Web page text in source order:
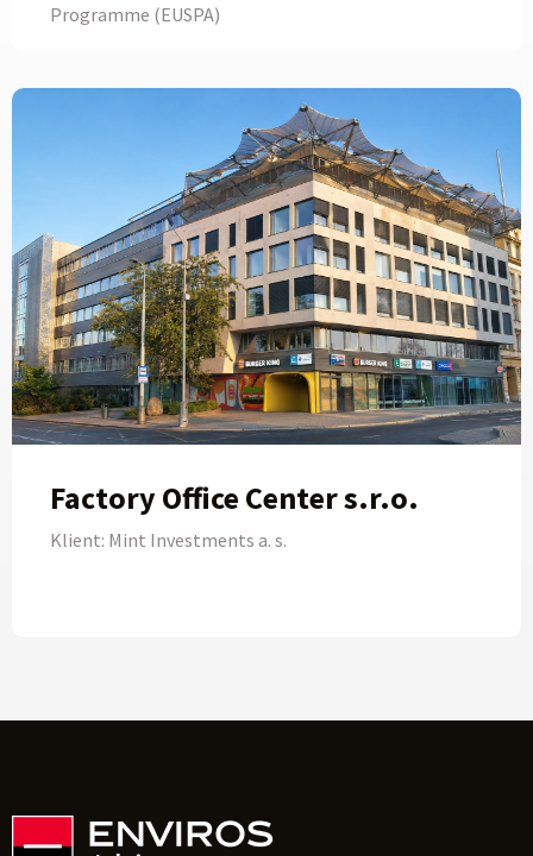
Programme (EUSPA)
Factory Office Center s.r.o.
Klient: Mint Investments a. s.